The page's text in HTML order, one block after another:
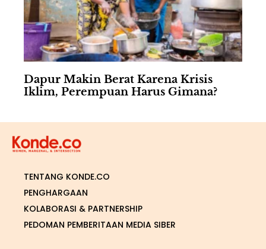
Dapur Makin Berat Karena Krisis
Iklim, Perempuan Harus Gimana?
TENTANG KONDE.CO
PENGHARGAAN
KOLABORASI & PARTNERSHIP
PEDOMAN PEMBERITAAN MEDIA SIBER